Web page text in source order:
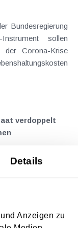
Details
Anzeigen zu
Bundesregierung
sollen
der Corona-Krise
verdoppelt
aktiven Beitrag
der
Der Hilfsfonds